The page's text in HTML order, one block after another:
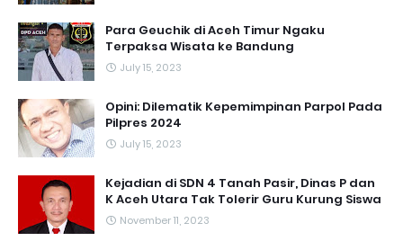
Para Geuchik di Aceh Timur Ngaku
Terpaksa Wisata ke Bandung
July 15, 2023
Opini: Dilematik Kepemimpinan Parpol Pada
Pilpres 2024
July 15, 2023
Kejadian di SDN 4 Tanah Pasir, Dinas P dan
K Aceh Utara Tak Tolerir Guru Kurung Siswa
November 11, 2023